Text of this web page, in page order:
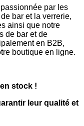
par les
bar et la verrerie,
ainsi que notre
de bar et de
en B2B,
boutique en ligne.
stock !
leur qualité et